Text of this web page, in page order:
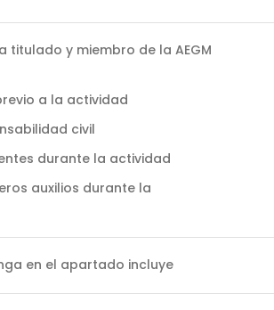
titulado y miembro de la AEGM
a la actividad
civil
durante la actividad
auxilios durante la
en el apartado incluye